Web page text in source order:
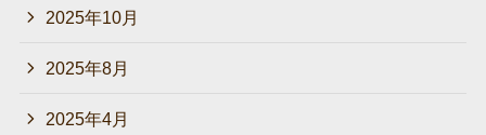
2025年10月
2025年8月
2025年4月